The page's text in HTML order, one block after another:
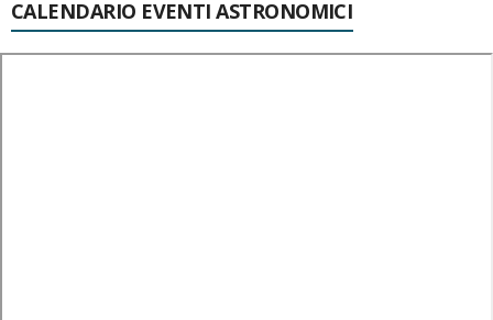
CALENDARIO EVENTI ASTRONOMICI